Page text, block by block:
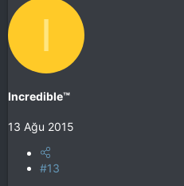
I
Incredible™
13 Ağu 2015
#13